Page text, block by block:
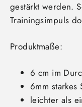
gestärkt werden.
Trainingsimpuls
Produktmaße:
6 cm im
6mm starkes
leichter als